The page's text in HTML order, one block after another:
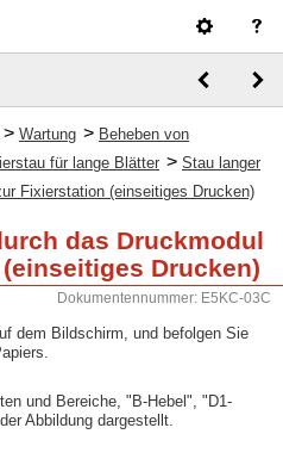
> Wartung > Beheben von
für lange Blätter > Stau langer
Fixierstation (einseitiges Drucken)
das Druckmodul
Drucken)
Dokumentennummer: E5KC-03C
dem Bildschirm, und befolgen Sie
und Bereiche, "B-Hebel", "D1-
Abbildung dargestellt.